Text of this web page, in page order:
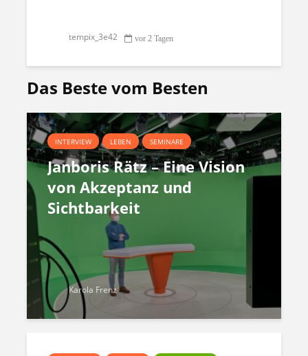
tempix_3e42 vor 2 Tagen
Das Beste vom Besten
INTERVIEW LEBEN SEMINARE
Janboris Rätz – Eine Vision
von Akzeptanz und
Sichtbarkeit
Karola Frenz